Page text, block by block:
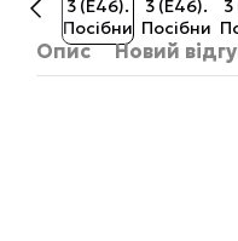
Опис Новий